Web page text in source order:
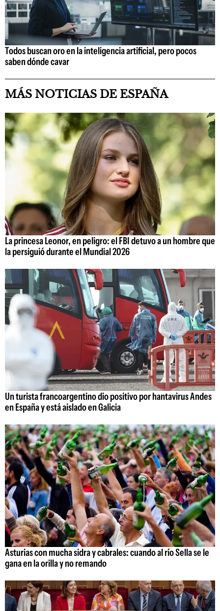
Todos buscan oro en la inteligencia artificial, pero pocos
saben dónde cavar
MÁS NOTICIAS DE ESPAÑA
La princesa Leonor, en peligro: el FBI detuvo a un hombre que
la persiguió durante el Mundial 2026
Un turista francoargentino dio positivo por hantavirus Andes
en España y está aislado en Galicia
Asturias con mucha sidra y cabrales: cuando al río Sella se le
gana en la orilla y no remando